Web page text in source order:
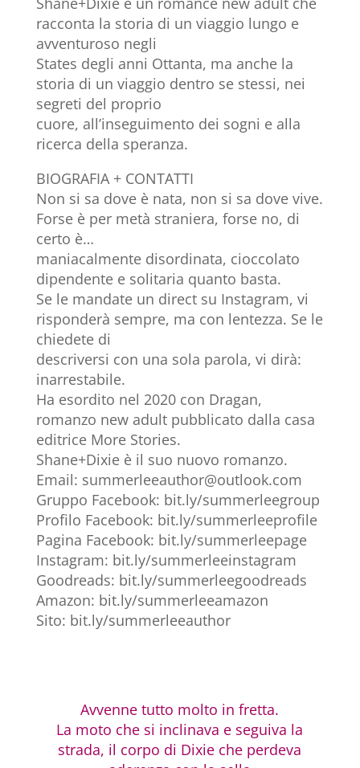
racconta la storia di un viaggio lungo e
avventuroso negli
States degli anni Ottanta, ma anche la
storia di un viaggio dentro se stessi, nei
segreti del proprio
cuore, all’inseguimento dei sogni e alla
ricerca della speranza.
BIOGRAFIA + CONTATTI
Non si sa dove è nata, non si sa dove vive.
Forse è per metà straniera, forse no, di
certo è…
maniacalmente disordinata, cioccolato
dipendente e solitaria quanto basta.
Se le mandate un direct su Instagram, vi
risponderà sempre, ma con lentezza. Se le
chiedete di
descriversi con una sola parola, vi dirà:
inarrestabile.
Ha esordito nel 2020 con Dragan,
romanzo new adult pubblicato dalla casa
editrice More Stories.
Shane+Dixie è il suo nuovo romanzo.
Email: summerleeauthor@outlook.com
Gruppo Facebook: bit.ly/summerleegroup
Profilo Facebook: bit.ly/summerleeprofile
Pagina Facebook: bit.ly/summerleepage
Instagram: bit.ly/summerleeinstagram
Goodreads: bit.ly/summerleegoodreads
Amazon: bit.ly/summerleeamazon
Sito: bit.ly/summerleeauthor
Avvenne tutto molto in fretta.
La moto che si inclinava e seguiva la
strada, il corpo di Dixie che perdeva